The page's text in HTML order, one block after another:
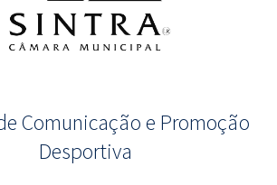
Comunicação e Promoção
Desportiva